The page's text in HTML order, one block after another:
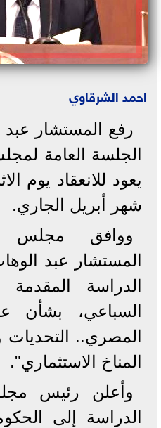
احمد الشرقاوي
رفع المستشار عبد
الجلسة العامة
شهر أبريل الجاري.
ووافق مجلس
المستشار عبد
الدراسة
السباعي، بشأن
المصري..
المناخ الاستثماري".
وأعلن رئيس
الدراسة إلى